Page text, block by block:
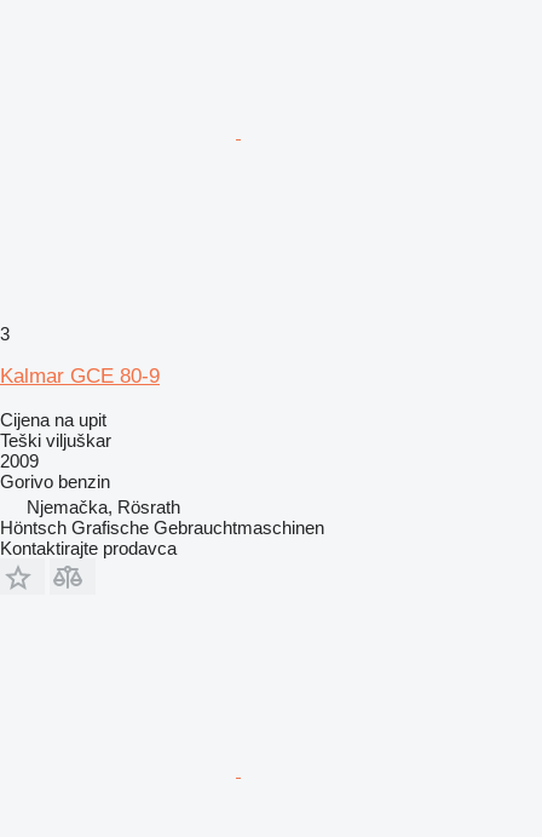
3
Kalmar GCE 80-9
Cijena na upit
Teški viljuškar
2009
Gorivo benzin
Njemačka, Rösrath
Höntsch Grafische Gebrauchtmaschinen
Kontaktirajte prodavca